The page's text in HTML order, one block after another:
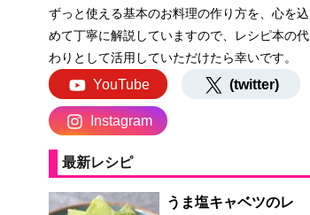
ずっと使える基本のお料理の作り方を、心を込
めて丁寧に解説していますので、レシピ本の代
わりとして活用していただけたら幸いです。
YouTube (twitter)
Instagram
最新レシピ
うま塩キャベツのレ